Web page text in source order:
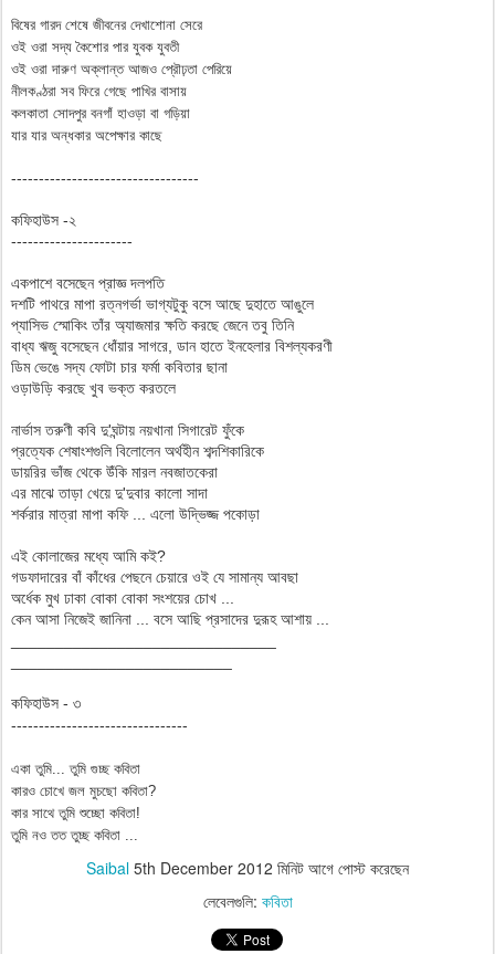
বিষের গারদ শেষে জীবনের দেখাশোনা সেরে
ওই ওরা সদ্য কৈশোর পার যুবক যুবতী
ওই ওরা দারুণ অক্লান্ত আজও প্রৌঢ়তা পেরিয়ে
নীলকণ্ঠরা সব ফিরে গেছে পাখির বাসায়
কলকাতা সোদপুর বনগাঁ হাওড়া বা গড়িয়া
যার যার অন্ধকার অপেক্ষার কাছে
----------------------------------
কফিহাউস -২
----------------------
একপাশে বসেছেন প্রাজ্ঞ দলপতি
দশটি পাথরে মাপা রত্নগর্ভা ভাগ্যটুকু বসে আছে দুহাতে আঙুলে
প্যাসিভ স্মোকিং তাঁর অ্যাজমার ক্ষতি করছে জেনে তবু তিনি
বাধ্য ঋজু বসেছেন ধোঁয়ার সাগরে, ডান হাতে ইনহেলার বিশল্যকরণী
ডিম ভেঙে সদ্য ফোটা চার ফর্মা কবিতার ছানা
ওড়াউড়ি করছে খুব ভক্ত করতলে
নার্ভাস তরুণী কবি দু'ঘন্টায় নয়খানা সিগারেট ফুঁকে
প্রত্যেক শেষাংশগুলি বিলোলেন অর্থহীন শব্দশিকারিকে
ডায়রির ভাঁজ থেকে উঁকি মারল নবজাতকেরা
এর মাঝে তাড়া খেয়ে দু'দুবার কালো সাদা
শর্করার মাত্রা মাপা কফি ... এলো উদ্ভিজ্জ পকোড়া
এই কোলাজের মধ্যে আমি কই?
গডফাদারের বাঁ কাঁধের পেছনে চেয়ারে ওই যে সামান্য আবছা
অর্ধেক মুখ ঢাকা বোকা বোকা সংশয়ের চোখ ...
কেন আসা নিজেই জানিনা ... বসে আছি প্রসাদের দুরূহ আশায় ...
কফিহাউস - ৩
--------------------------------
একা তুমি... তুমি গুচ্ছ কবিতা
কারও চোখে জল মুচছো কবিতা?
কার সাথে তুমি শুচ্ছো কবিতা!
তুমি নও তত তুচ্ছ কবিতা ...
Saibal 5th December 2012 মিনিট আগে পোস্ট করেছেন
লেবেলগুলি: কবিতা